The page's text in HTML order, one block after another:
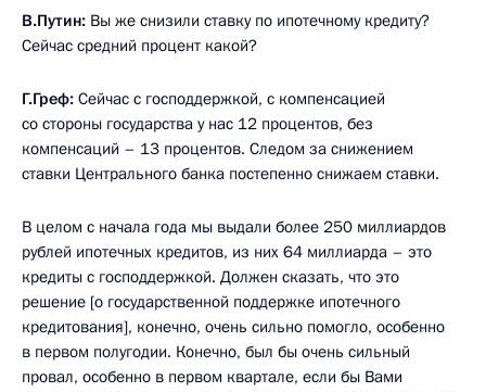
В.Путин: Вы же снизили ставку по ипотечному кредиту?
Сейчас средний процент какой?
Г.Греф: Сейчас с господдержкой, с компенсацией
со стороны государства у нас 12 процентов, без
компенсаций – 13 процентов. Следом за снижением
ставки Центрального банка постепенно снижаем ставки.
В целом с начала года мы выдали более 250 миллиардов
рублей ипотечных кредитов, из них 64 миллиарда – это
кредиты с господдержкой. Должен сказать, что это
решение [о государственной поддержке ипотечного
кредитования], конечно, очень сильно помогло, особенно
в первом полугодии. Конечно, был бы очень сильный
провал, особенно в первом квартале, если бы Вами